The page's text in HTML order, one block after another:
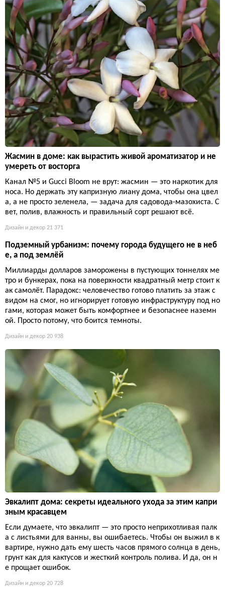
Жасмин в доме: как вырастить живой ароматизатор и не
умереть от восторга
Канал №5 и Gucci Bloom не врут: жасмин — это наркотик для
носа. Но держать эту капризную лиану дома, чтобы она цвел
а, а не просто зеленела, — задача для садовода-мазохиста. С
вет, полив, влажность и правильный сорт решают всё.
Дизайн и декор 21 371
Подземный урбанизм: почему города будущего не в неб
е, а под землёй
Миллиарды долларов заморожены в пустующих тоннелях ме
тро и бункерах, пока на поверхности квадратный метр стоит к
ак самолёт. Парадокс: человечество готово платить за этаж с
видом на смог, но игнорирует готовую инфраструктуру под но
гами, которая может быть комфортнее и безопаснее наземн
ой. Просто потому, что боится темноты.
Дизайн и декор 20 938
Эвкалипт дома: секреты идеального ухода за этим капри
зным красавцем
Если думаете, что эвкалипт — это просто неприхотливая палк
а с листьями для ванны, вы ошибаетесь. Чтобы он выжил в к
вартире, нужно дать ему шесть часов прямого солнца в день,
грунт как для кактусов и жесткий контроль полива. И да, он н
е прощает ошибок.
Дизайн и декор 20 728